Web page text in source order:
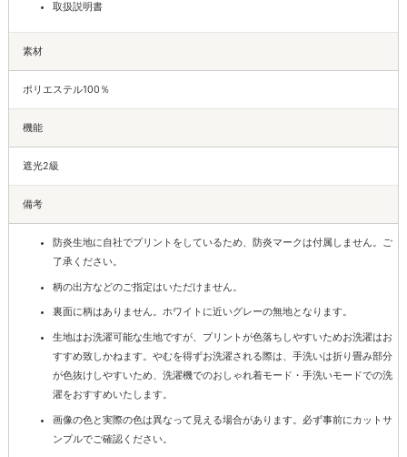
取扱説明書
素材
ポリエステル100％
機能
遮光2級
備考
防炎生地に自社でプリントをしているため、防炎マークは付属しません。ご
了承ください。
柄の出方などのご指定はいただけません。
裏面に柄はありません。ホワイトに近いグレーの無地となります。
生地はお洗濯可能な生地ですが、プリントが色落ちしやすいためお洗濯はお
すすめ致しかねます。やむを得ずお洗濯される際は、手洗いは折り畳み部分
が色抜けしやすいため、洗濯機でのおしゃれ着モード・手洗いモードでの洗
濯をおすすめいたします。
画像の色と実際の色は異なって見える場合があります。必ず事前にカットサ
ンプルでご確認ください。